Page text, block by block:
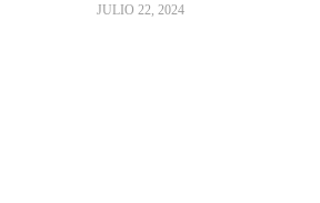
JULIO 22, 2024